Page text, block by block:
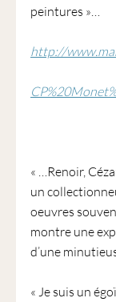
peintures »…
http://
« …Renoir,
un
oeuvres
montre une
d’une
« Je suis un